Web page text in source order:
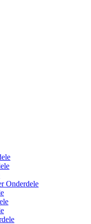
Onderdele